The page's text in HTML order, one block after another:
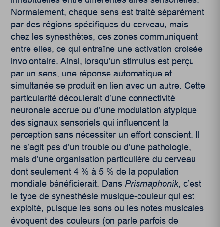
Normalement, chaque sens est traité séparément
par des régions spécifiques du cerveau, mais
chez les synesthètes, ces zones communiquent
entre elles, ce qui entraîne une activation croisée
involontaire. Ainsi, lorsqu’un stimulus est perçu
par un sens, une réponse automatique et
simultanée se produit en lien avec un autre. Cette
particularité découlerait d’une connectivité
neuronale accrue ou d’une modulation atypique
des signaux sensoriels qui influencent la
perception sans nécessiter un effort conscient. Il
ne s’agit pas d’un trouble ou d’une pathologie,
mais d’une organisation particulière du cerveau
dont seulement 4 % à 5 %de la population
mondiale bénéficierait. Dans Prismaphonik, c’est
le type de synesthésie musique-couleur qui est
exploité, puisque les sons ou les notes musicales
évoquent des couleurs (on parle parfois de